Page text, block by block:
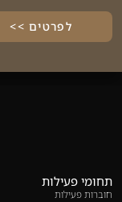
לפרטים >>
תחומי פעילות
חוברות פעילות